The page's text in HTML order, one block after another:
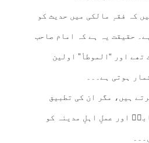
کہ فقہِ مالکی میں حدیث کو
حقیقت یہ ہے کہ امام صاحب
اور “الموطأ” اولین
ہوتی ہے۔۔۔
ہیں، مگر ان کی تطبیق
اور عملِ اہلِ مدینہ کو